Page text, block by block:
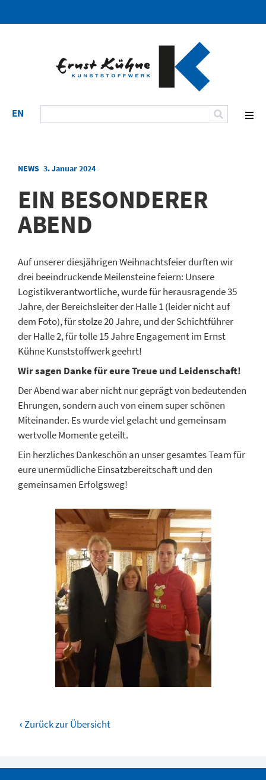
EN
NEWS 3. Januar 2024
EIN BESONDERER
ABEND
Auf unserer diesjährigen Weihnachtsfeier durften wir
drei beeindruckende Meilensteine feiern: Unsere
Logistikverantwortliche, wurde für herausragende 35
Jahre, der Bereichsleiter der Halle 1 (leider nicht auf
dem Foto), für stolze 20 Jahre, und der Schichtführer
der Halle 2, für tolle 15 Jahre Engagement im Ernst
Kühne Kunststoffwerk geehrt!
Wir sagen Danke für eure Treue und Leidenschaft!
Der Abend war aber nicht nur geprägt von bedeutenden
Ehrungen, sondern auch von einem super schönen
Miteinander. Es wurde viel gelacht und gemeinsam
wertvolle Momente geteilt.
Ein herzliches Dankeschön an unser gesamtes Team für
eure unermüdliche Einsatzbereitschaft und den
gemeinsamen Erfolgsweg!
‹Zurück zur Übersicht